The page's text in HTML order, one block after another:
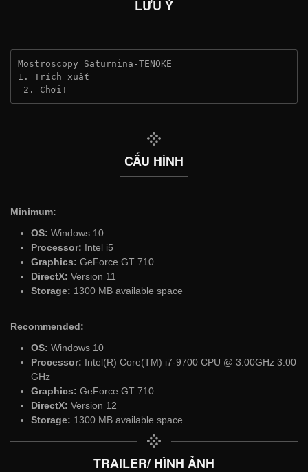
LƯU Ý
Mostroscopy Saturnina-TENOKE
1. Trích xuất
2. Chơi!
CẤU HÌNH
Minimum:
OS: Windows 10
Processor: Intel i5
Graphics: GeForce GT 710
DirectX: Version 11
Storage: 1300 MB available space
Recommended:
OS: Windows 10
Processor: Intel(R) Core(TM) i7-9700 CPU @ 3.00GHz 3.00
GHz
Graphics: GeForce GT 710
DirectX: Version 12
Storage: 1300 MB available space
TRAILER/ HÌNH ẢNH